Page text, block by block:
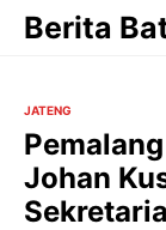
Langsung
Berita
JATENG
Johan